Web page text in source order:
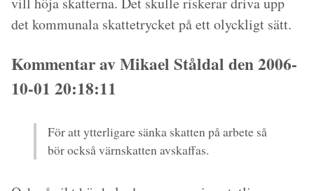
det kommunala skattetrycket på ett olyckligt sätt.
Kommentar av Mikael Ståldal den 2006-
10-01 20:18:11
För att ytterligare sänka skatten på arbete så
bör också värnskatten avskaffas.